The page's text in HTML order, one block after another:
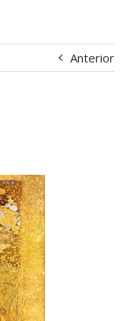
Anterior